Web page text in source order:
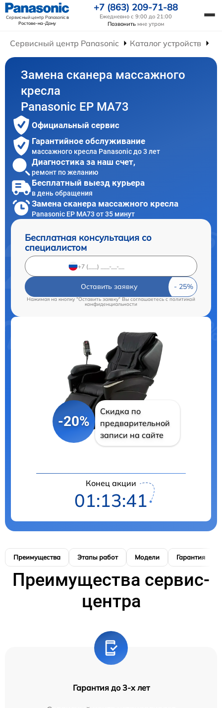
Сервисный центр Panasonicв
Ростове-на-Дону
+7 (863) 209-71-88
Ежедневно с 9:00 до 21:00
Позвонить мне утром
Сервисный центр Panasonic Каталог устройств
Замена сканера массажного
кресла
Panasonic EP MA73
Официальный сервис
Гарантийное обслуживание
массажного кресла Panasonic до 3 лет
Диагностика за наш счет,
ремонт по желанию
Бесплатный выезд курьера
в день обращения
Замена сканера массажного кресла
Panasonic EP MA73 от 35 минут
Бесплатная консультация со
специалистом
Оставить заявку
Нажимая на кнопку "Оставить заявку" Вы соглашаетесь cполитикой
конфиденциальности
-20%
Скидка по
предварительной
записи на сайте
Конец акции
01:13:40
Преимущества Этапы работ Модели Гарантия
Преимущества сервис-
центра
Гарантия до 3-х лет